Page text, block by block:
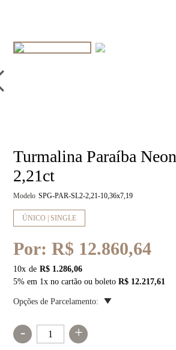
Turmalina Paraíba
2,21ct
Modelo SPG-PAR-SL2-2,21-10,36x7,19
ÚNICO | SINGLE
Por:R$ 12.860,64
10x
R$ 1.286,06
5% em 1x no cartão ou boletoR$ 12.217,61
Opções de Parcelamento:
- +